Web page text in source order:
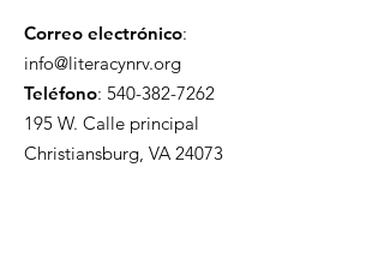
Correo electrónico:
info@literacynrv.org
Teléfono: 540-382-7262
195 W. Calle principal
Christiansburg, VA 24073